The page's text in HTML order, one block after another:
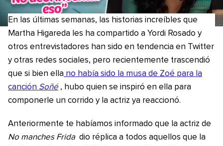
En las últimas semanas, las historias increíbles que
Martha Higareda les ha compartido a Yordi Rosado y
otros entrevistadores han sido en tendencia en Twitter
y otras redes sociales, pero recientemente trascendió
que si bien ella no había sido la musa de Zoé para la
canción Soñé , hubo quien se inspiró en ella para
componerle un corrido y la actriz ya reaccionó.
Anteriormente te habíamos informado que la actriz de
No manches Frida dio réplica a todos aquellos que la